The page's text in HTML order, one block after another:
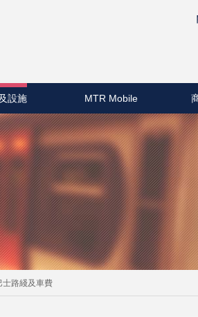
設施 MTR Mobile
路綫及車費